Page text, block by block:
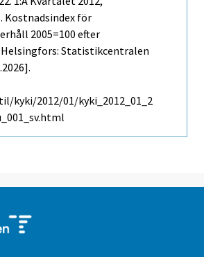
Kostnadsindex för
2005=100 efter
Helsingfors: Statistikcentralen
2012/01/kyki_2012_01_2